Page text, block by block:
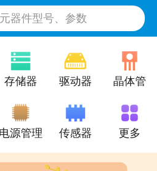
器件型号、参数
存储器 驱动器 晶体管
电源管理 传感器 更多